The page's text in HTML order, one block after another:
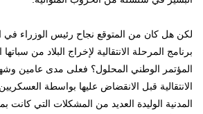
لكن هل كان من المتوقع نجاح رئيس الوزراء
برنامج المرحلة الانتقالية لإخراج البلاد من
المؤتمر الوطني المحلول؟ فعلى مدى عامين
الانتقالية قبل الانقضاض عليها بواسطة
المدنية الوليدة العديد من المشكلات التي كانت